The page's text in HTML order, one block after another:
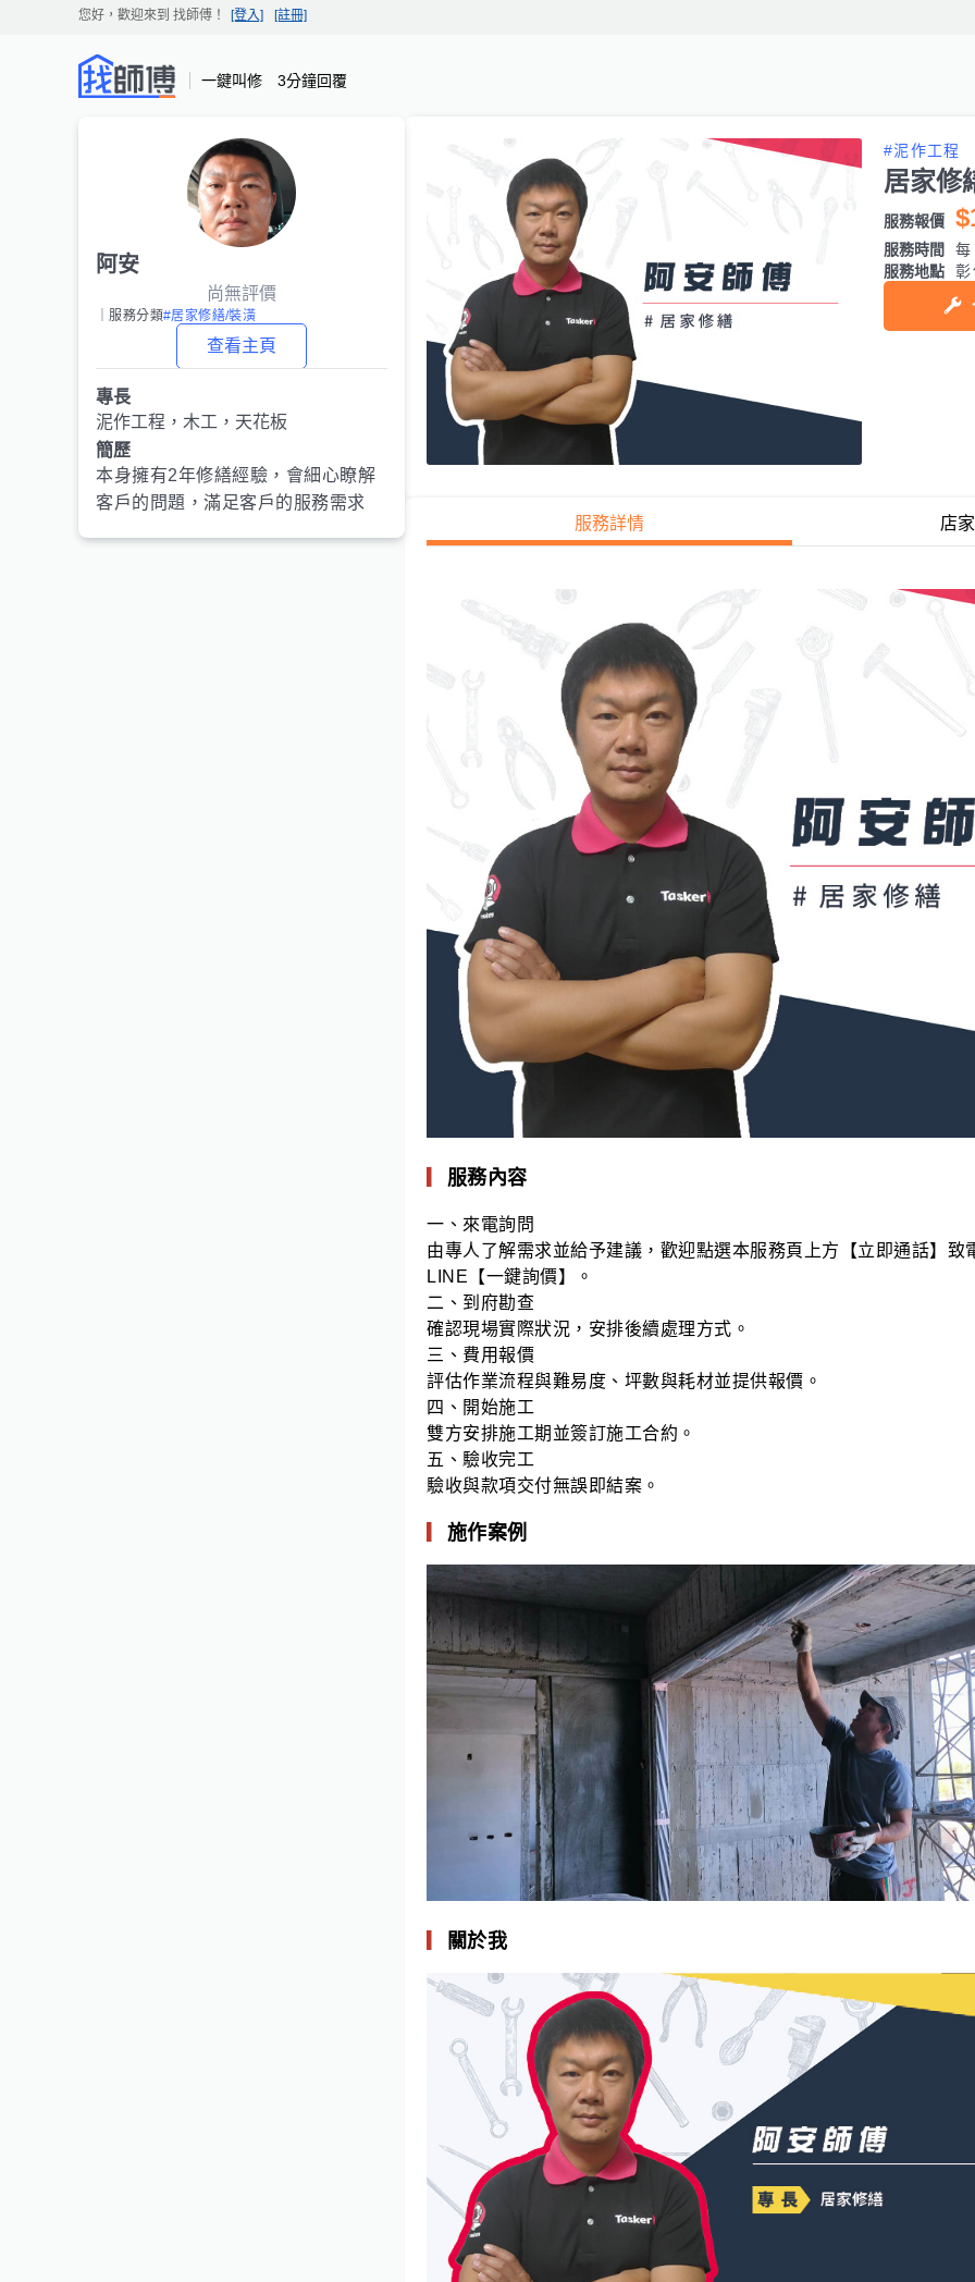
您好，歡迎來到 找師傅 ！ [登入] [註冊]
一鍵叫修 3分鐘回覆
阿安
尚無評價
｜服務分類#居家修繕/裝潢
查看主頁
專長
泥作工程，木工，天花板
簡歷
本身擁有2年修繕經驗，會細心瞭解
客戶的問題，滿足客戶的服務需求
#泥作工程
居家修
服務報價
服務時間
服務地點
服務詳情 店
服務內容
一、來電詢問
由專人了解需求並給予建議，歡迎點選本服務頁上方【立即通話】致
LINE【一鍵詢價】。
二、到府勘查
確認現場實際狀況，安排後續處理方式。
三、費用報價
評估作業流程與難易度、坪數與耗材並提供報價。
四、開始施工
雙方安排施工期並簽訂施工合約。
五、驗收完工
驗收與款項交付無誤即結案。
施作案例
關於我